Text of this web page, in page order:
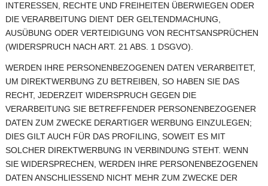
INTERESSEN, RECHTE UND FREIHEITEN ÜBERWIEGEN ODER
DIE VERARBEITUNG DIENT DER GELTENDMACHUNG,
AUSÜBUNG ODER VERTEIDIGUNG VON RECHTSANSPRÜCHEN
(WIDERSPRUCH NACH ART. 21 ABS. 1 DSGVO).
WERDEN IHRE PERSONENBEZOGENEN DATEN VERARBEITET,
UM DIREKTWERBUNG ZU BETREIBEN, SO HABEN SIE DAS
RECHT, JEDERZEIT WIDERSPRUCH GEGEN DIE
VERARBEITUNG SIE BETREFFENDER PERSONENBEZOGENER
DATEN ZUM ZWECKE DERARTIGER WERBUNG EINZULEGEN;
DIES GILT AUCH FÜR DAS PROFILING, SOWEIT ES MIT
SOLCHER DIREKTWERBUNG IN VERBINDUNG STEHT. WENN
SIE WIDERSPRECHEN, WERDEN IHRE PERSONENBEZOGENEN
DATEN ANSCHLIESSEND NICHT MEHR ZUM ZWECKE DER